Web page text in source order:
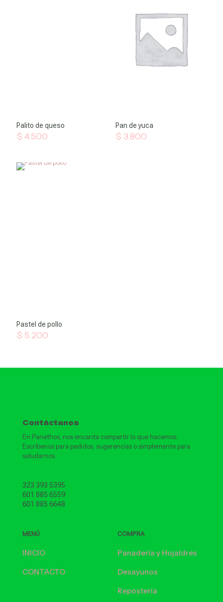
Palito de queso
$ 4.500
Pan de yuca
$ 3.800
Pastel de pollo
$ 5.200
Contáctanos
En Panethos, nos encanta compartir lo que hacemos.
Escríbenos para pedidos, sugerencias o simplemente para
saludarnos.
323 393 5395
601 885 6559
601 885 6648
MENÚ
INICIO
CONTACTO
COMPRA
Panadería y Hojaldres
Desayunos
Repostería